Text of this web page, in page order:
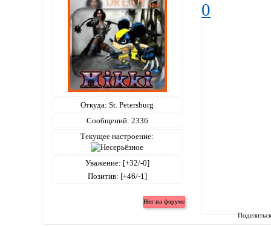
Откуда: St. Petersburg
Сообщений: 2336
Текущее настроение:
Уважение: [+32/-0]
Позитив: [+46/-1]
0